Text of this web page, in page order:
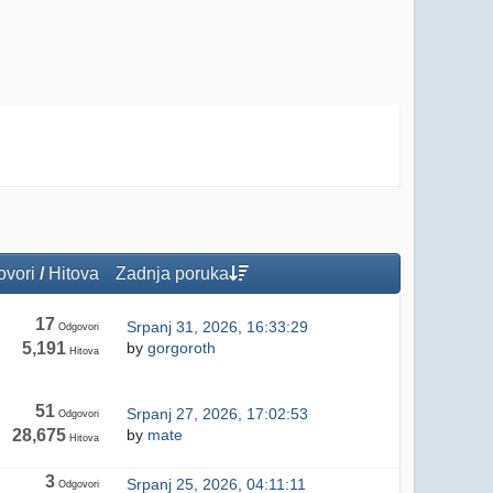
/ Hitova Zadnja poruka
17 Odgovori
5,191Hitova
Srpanj 31, 2026, 16:33:29
by gorgoroth
51Odgovori
28,675Hitova
Srpanj 27, 2026, 17:02:53
by mate
3Odgovori Srpanj 25, 2026, 04:11:11